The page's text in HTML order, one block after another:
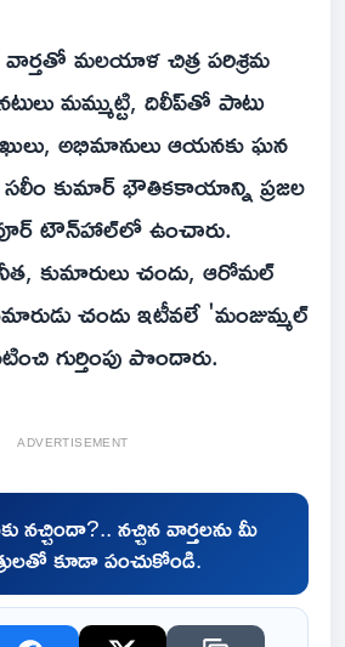
మలయాళ చిత్ర పరిశ్రమ
మమ్ముట్టి, దిలీప్‌తో పాటు
అభిమానులు ఆయనకు ఘన
సలీం కుమార్ భౌతికకాయాన్ని ప్రజల
టౌన్‌హాల్‌లో ఉంచారు.
కుమారులు చందు, ఆరోమల్
చందు ఇటీవలే 'మంజుమ్మల్
గుర్తింపు పొందారు.
ADVERTISEMENT
నచ్చిందా?.. నచ్చిన వార్తలను మీ
కూడా పంచుకోండి.